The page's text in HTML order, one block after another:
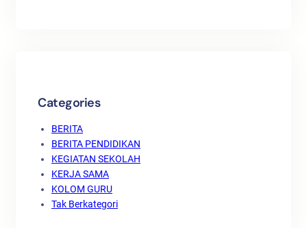
Categories
BERITA
BERITA PENDIDIKAN
KEGIATAN SEKOLAH
KERJA SAMA
KOLOM GURU
Tak Berkategori